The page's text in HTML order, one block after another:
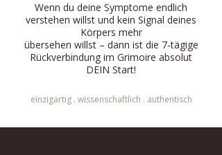
Wenn du deine Symptome endlich
verstehen willst und kein Signal deines
Körpers mehr
übersehen willst – dann ist die 7-tägige
Rückverbindung im Grimoire absolut
DEIN Start!
einzigartig . wissenschaftlich . authentisch